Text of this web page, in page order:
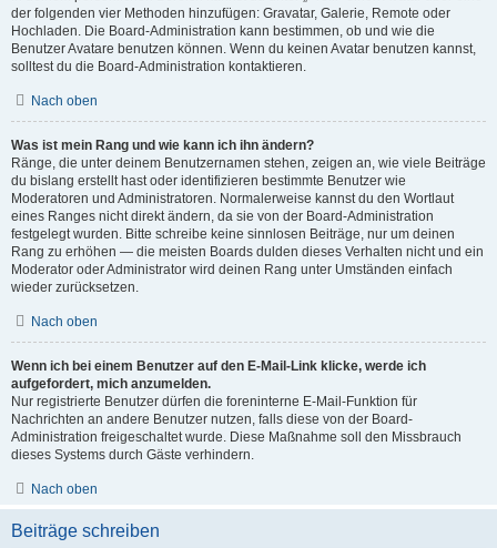
der folgenden vier Methoden hinzufügen: Gravatar, Galerie, Remote oder
Hochladen. Die Board-Administration kann bestimmen, ob und wie die
Benutzer Avatare benutzen können. Wenn du keinen Avatar benutzen kannst,
solltest du die Board-Administration kontaktieren.
Nach oben
Was ist mein Rang und wie kann ich ihn ändern?
Ränge, die unter deinem Benutzernamen stehen, zeigen an, wie viele Beiträge
du bislang erstellt hast oder identifizieren bestimmte Benutzer wie
Moderatoren und Administratoren. Normalerweise kannst du den Wortlaut
eines Ranges nicht direkt ändern, da sie von der Board-Administration
festgelegt wurden. Bitte schreibe keine sinnlosen Beiträge, nur um deinen
Rang zu erhöhen — die meisten Boards dulden dieses Verhalten nicht und ein
Moderator oder Administrator wird deinen Rang unter Umständen einfach
wieder zurücksetzen.
Nach oben
Wenn ich bei einem Benutzer auf den E-Mail-Link klicke, werde ich
aufgefordert, mich anzumelden.
Nur registrierte Benutzer dürfen die foreninterne E-Mail-Funktion für
Nachrichten an andere Benutzer nutzen, falls diese von der Board-
Administration freigeschaltet wurde. Diese Maßnahme soll den Missbrauch
dieses Systems durch Gäste verhindern.
Nach oben
Beiträge schreiben